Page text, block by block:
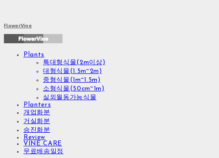
FlowerVine
Plants
특대형식물(2m이상)
대형식물(1.5m~2m)
중형식물(1m~1.5m)
소형식물(50cm~1m)
실외월동가능식물
Planters
개업화분
거실화분
승진화분
Review
VINE CARE
무료배송일정